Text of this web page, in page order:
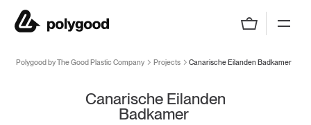
Polygood by The Good Plastic Company
Polygood by The Good Plastic Company Projects Canarische Eilanden Badkamer
Canarische Eilanden
Badkamer